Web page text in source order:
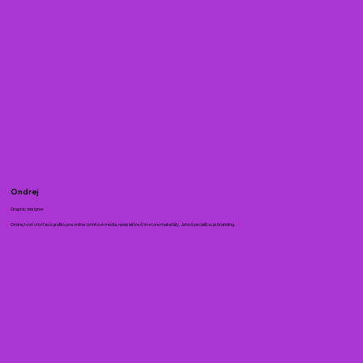
Ondrej
Graphic designer
Ondrej tvorí chytľavú grafiku pre online i printové médiá, newslettre či in-store materiály. Jeho špecialitou je branding.